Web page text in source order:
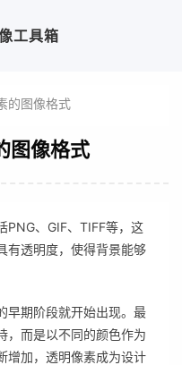
工具箱
的图像格式
图像格式
PNG、GIF、TIFF等，这
有透明度，使得背景能够
早期阶段就开始出现。最
，而是以不同的颜色作为
增加，透明像素成为设计